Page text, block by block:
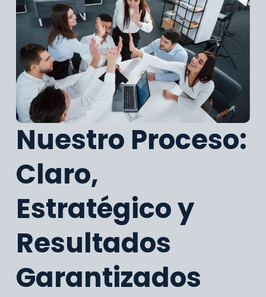
Nuestro Proceso:
Claro,
Estratégico y
Resultados
Garantizados